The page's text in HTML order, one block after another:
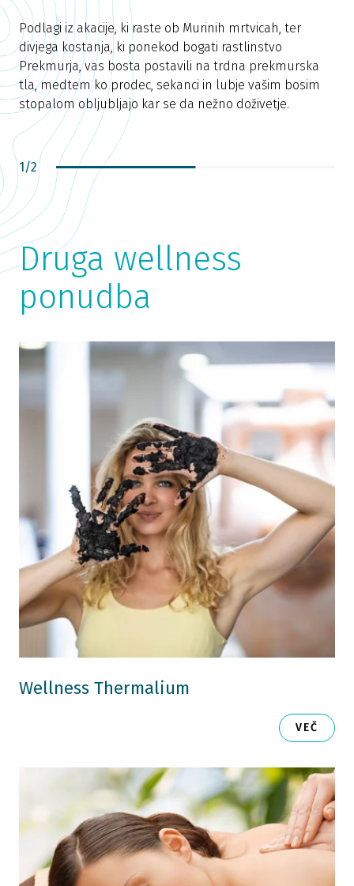
Podlagi iz akacije, ki raste ob Murinih mrtvicah, ter
divjega kostanja, ki ponekod bogati rastlinstvo
Prekmurja, vas bosta postavili na trdna prekmurska
tla, medtem ko prodec, sekanci in lubje vašim bosim
stopalom obljubljajo kar se da nežno doživetje.
1/2
Druga wellness
ponudba
Wellness Thermalium
VEČ